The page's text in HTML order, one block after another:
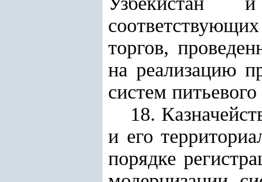
торгов,
на реализацию
систем
18.
и его
порядке